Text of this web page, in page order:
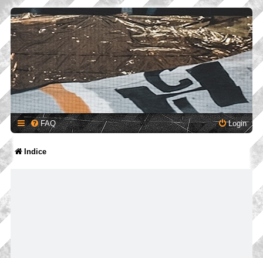
FAQ Login
Indice